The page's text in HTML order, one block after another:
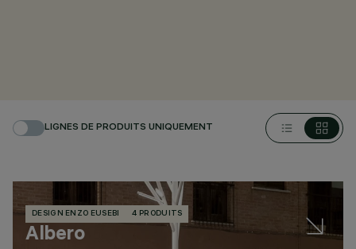
LIGNES DE PRODUITS UNIQUEMENT
DESIGN ENZO EUSEBI 4 PRODUITS
Albero